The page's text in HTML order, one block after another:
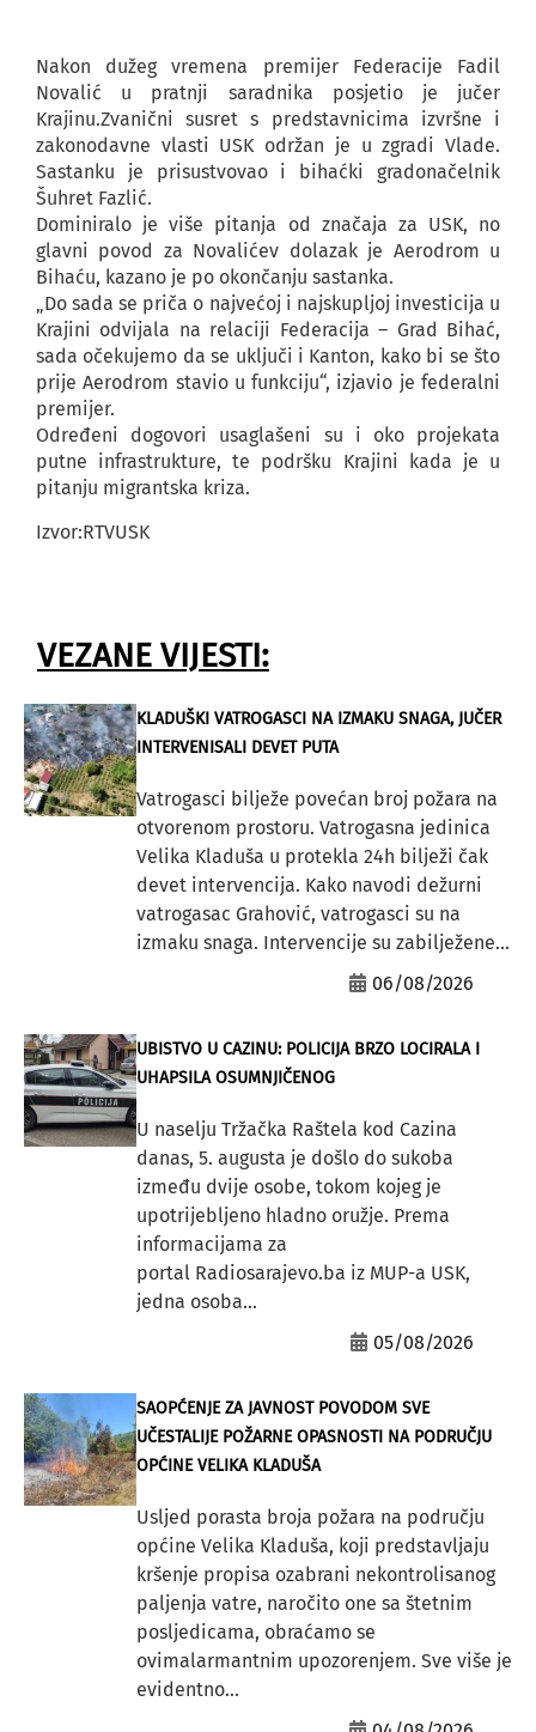
Nakon dužeg vremena premijer Federacije Fadil
Novalić u pratnji saradnika posjetio je jučer
Krajinu.Zvanični susret s predstavnicima izvršne i
zakonodavne vlasti USK održan je u zgradi Vlade.
Sastanku je prisustvovao i bihaćki gradonačelnik
Šuhret Fazlić.
Dominiralo je više pitanja od značaja za USK, no
glavni povod za Novalićev dolazak je Aerodrom u
Bihaću, kazano je po okončanju sastanka.
„Do sada se priča o najvećoj i najskupljoj investicija u
Krajini odvijala na relaciji Federacija – Grad Bihać,
sada očekujemo da se uključi i Kanton, kako bi se što
prije Aerodrom stavio u funkciju“, izjavio je federalni
premijer.
Određeni dogovori usaglašeni su i oko projekata
putne infrastrukture, te podršku Krajini kada je u
pitanju migrantska kriza.
Izvor:RTVUSK
VEZANE VIJESTI:
KLADUŠKI VATROGASCI NA IZMAKU SNAGA, JUČER
INTERVENISALI DEVET PUTA
Vatrogasci bilježe povećan broj požara na
otvorenom prostoru. Vatrogasna jedinica
Velika Kladuša u protekla 24h bilježi čak
devet intervencija. Kako navodi dežurni
vatrogasac Grahović, vatrogasci su na
izmaku snaga. Intervencije su zabilježene...
06/08/2026
UBISTVO U CAZINU: POLICIJA BRZO LOCIRALA I
UHAPSILA OSUMNJIČENOG
U naselju Tržačka Raštela kod Cazina
danas, 5. augusta je došlo do sukoba
između dvije osobe, tokom kojeg je
upotrijebljeno hladno oružje. Prema
informacijama za
portal Radiosarajevo.ba iz MUP-a USK,
jedna osoba...
05/08/2026
SAOPĆENJE ZA JAVNOST POVODOM SVE
UČESTALIJE POŽARNE OPASNOSTI NA PODRUČJU
OPĆINE VELIKA KLADUŠA
Usljed porasta broja požara na području
općine Velika Kladuša, koji predstavljaju
kršenje propisa ozabrani nekontrolisanog
paljenja vatre, naročito one sa štetnim
posljedicama, obraćamo se
ovimalarmantnim upozorenjem. Sve više je
evidentno...